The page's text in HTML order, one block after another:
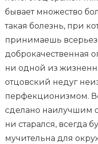
бывает множество
такая болезнь, при
принимаешь
доброкачественная
ни одной из
отцовский недуг
перфекционизмом.
сделано наилучшим
ни старался, всегда
мучительна для